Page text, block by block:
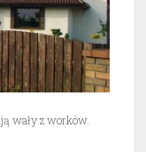
wały z worków.